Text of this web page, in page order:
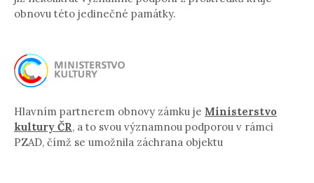
obnovu této jedinečné památky.
Hlavním partnerem obnovy zámku je Ministerstvo
kultury ČR, a to svou významnou podporou v rámci
PZAD, čímž se umožnila záchrana objektu